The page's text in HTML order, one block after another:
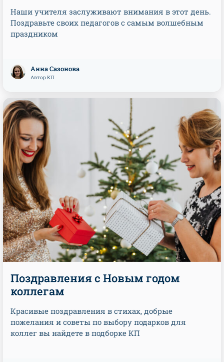
Наши учителя заслуживают внимания в этот день.
Поздравьте своих педагогов с самым волшебным
праздником
Анна Сазонова
Автор КП
Поздравления с Новым годом
коллегам
Красивые поздравления в стихах, добрые
пожелания и советы по выбору подарков для
коллег вы найдете в подборке КП